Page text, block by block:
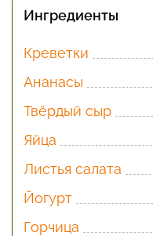
Ингредиенты
Креветки
Ананасы
Твёрдый сыр
Яйца
Листья салата
Йогурт
Горчица